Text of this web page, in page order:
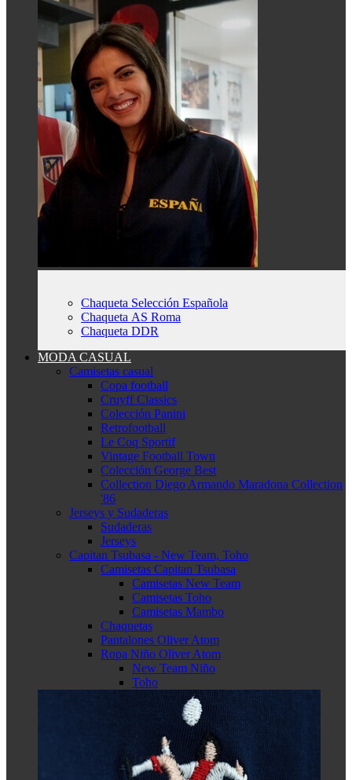
Chaqueta Selección Española
Chaqueta AS Roma
Chaqueta DDR
MODA CASUAL
Camisetas casual
Copa football
Cruyff Classics
Colección Panini
Retrofootball
Le Coq Sportif
Vintage Football Town
Colección George Best
Collection Diego Armando Maradona Collection
'86
Jerseys y Sudaderas
Sudaderas
Jerseys
Capitan Tsubasa - New Team, Toho
Camisetas Capitan Tsubasa
Camisetas New Team
Camisetas Toho
Camisetas Mambo
Chaquetas
Pantalones Oliver Atom
Ropa Niño Oliver Atom
New Team Niño
Toho